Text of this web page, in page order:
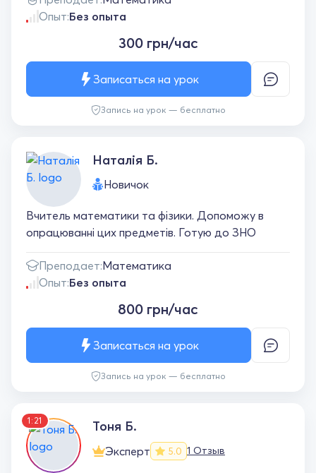
Опыт:Без опыта
300 грн/час
Запись на урок — бесплатно
Записаться на урок
Наталія Б.
Новичок
Вчитель математики та фізики. Допоможу в
опрацюванні цих предметів. Готую до ЗНО
Преподает:Математика
Опыт:Без опыта
800 грн/час
Запись на урок — бесплатно
Записаться на урок
1:21 Тоня Б.
Эксперт 5.0 1 Отзыв